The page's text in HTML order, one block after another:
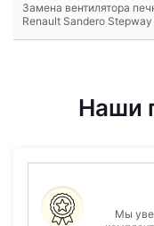
Замена вентилятора
Renault Sandero Stepway
Наши
Мы